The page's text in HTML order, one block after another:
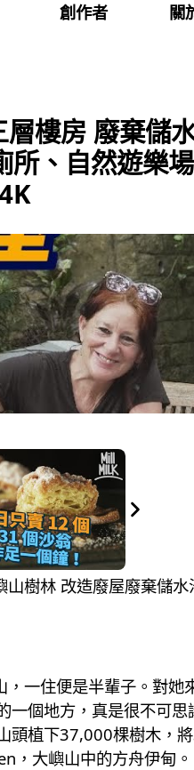
創作者 關
樓房 廢棄儲
、自然遊樂
樹林 改造廢屋廢棄儲水
一住便是半輩子。對
個地方，真是很不可
頭植下37,000棵樹木，
，大嶼山中的方舟伊甸。